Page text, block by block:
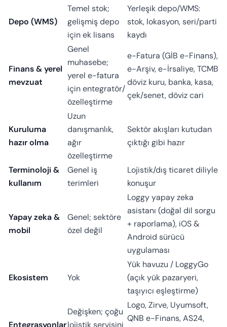
Depo (WMS)
Temel stok;
gelişmiş depo
için ek lisans
Yerleşik depo/WMS:
stok, lokasyon, seri/parti
kaydı
Finans & yerel
mevzuat
Genel
muhasebe;
yerel e-fatura
için entegratör/
özelleştirme
e-Fatura (GİB e-Finans),
e-Arşiv, e-İrsaliye, TCMB
döviz kuru, banka, kasa,
çek/senet, döviz cari
Kuruluma
hazır olma
Uzun
danışmanlık,
ağır
özelleştirme
Sektör akışları kutudan
çıktığı gibi hazır
Terminoloji &
kullanım
Genel iş
terimleri
Lojistik/dış ticaret diliyle
konuşur
Yapay zeka &
mobil
Genel; sektöre
özel değil
Loggy yapay zeka
asistanı (doğal dil sorgu
+ raporlama), iOS &
Android sürücü
uygulaması
Ekosistem Yok
Yük havuzu / LoggyGo
(açık yük pazaryeri,
taşıyıcı eşleştirme)
Entegrasyonlar
Değişken; çoğu
lojistik servisini
Logo, Zirve, Uyumsoft,
QNB e-Finans, AS24,